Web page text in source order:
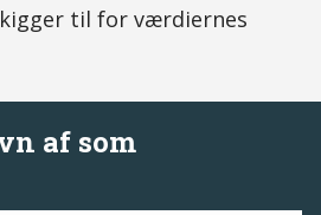
til for værdiernes
af som